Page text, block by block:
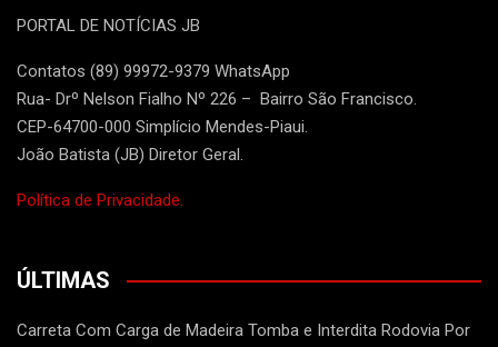
PORTAL DE NOTÍCIAS JB
Contatos (89) 99972-9379 WhatsApp
Rua- Drº Nelson Fialho Nº 226 – Bairro São Francisco.
CEP-64700-000 Simplício Mendes-Piaui.
João Batista (JB) Diretor Geral.
Política de Privacidade.
ÚLTIMAS
Carreta Com Carga de Madeira Tomba e Interdita Rodovia Por